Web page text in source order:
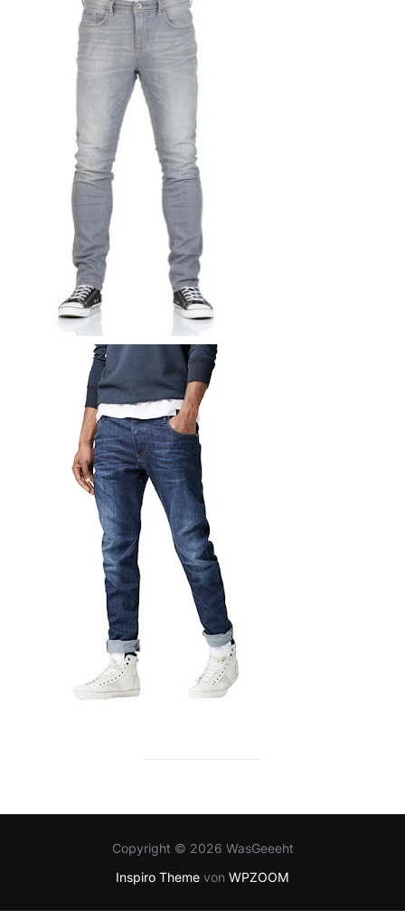
Copyright © 2026 WasGeeeht
Inspiro Theme von WPZOOM